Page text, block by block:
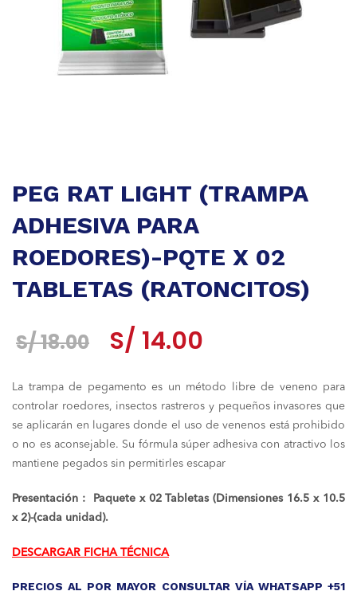
PEG RAT LIGHT (TRAMPA
ADHESIVA PARA
ROEDORES)-PQTE X 02
TABLETAS (RATONCITOS)
S/18.00
El
original
era:
S/ 18.00.
S/ 14.00
actual
es:
S/ 14.00.
La trampa de pegamento es un método libre de veneno para
controlar roedores, insectos rastreros y pequeños invasores que
se aplicarán en lugares donde el uso de venenos está prohibido
o no es aconsejable. Su fórmula súper adhesiva con atractivo los
mantiene pegados sin permitirles escapar
Presentación : Paquete x 02 Tabletas (Dimensiones 16.5 x 10.5
x 2)-(cada unidad).
DESCARGAR FICHA TÉCNICA
PRECIOS AL POR MAYOR CONSULTAR VÍA WHATSAPP +51